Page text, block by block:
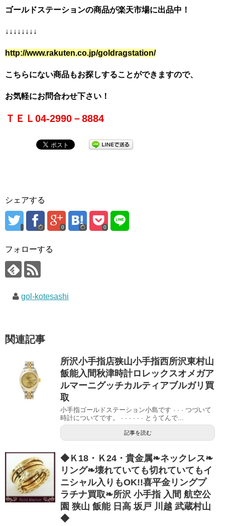
ゴールドステーションの商品が楽天市場に出品中！
↓↓↓↓↓↓↓↓
http://www.rakuten.co.jp/goldragstation/
こちらにない商品もお探しすることができますので、
お気軽にお問合わせ下さい！
ＴＥＬ04-2990－8884
シェアする
0 0
フォローする
gol-kotesashi
関連記事
所沢小手指店狭山小手指西所沢東村山
飯能入間秋津時計ロレックスオメガア
ルマーニグッチカルティアブルガリ買
取
小手指ゴールドステーション小島です · · · つづいて
時計についてです。 · · · · · · とうてんで...
記事を読む
◆Ｋ18・Ｋ24・貴金属❧ネックレス❧
リング❧壊れていても切れていてもイ
ニシャル入りもOK!!喜平金リングプ
ラチナ買取❧所沢 小手指 入間 航空公
園 狭山 飯能 日高 坂戸 川越 武蔵村山
◆